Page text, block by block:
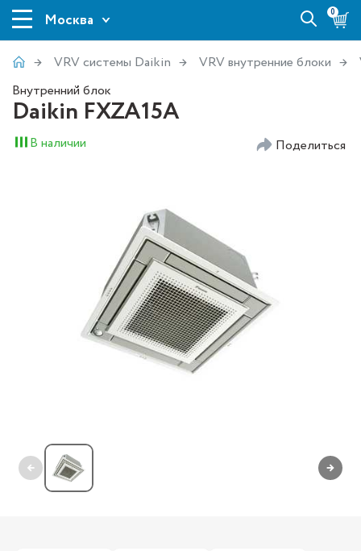
Москва 0
VRV системы Daikin VRV внутренние блоки
Внутренний блок
Daikin FXZA15A
В наличии Поделиться
← →